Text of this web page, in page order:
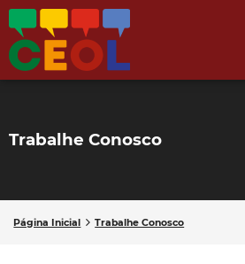
Trabalhe Conosco
Página Inicial Trabalhe Conosco